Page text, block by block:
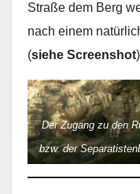
Straße dem Berg
nach einem
(siehe Screenshot
Der Zugang zu den
bzw. der